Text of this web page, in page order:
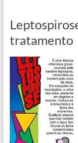
desinsetização,
desratização
tratamento